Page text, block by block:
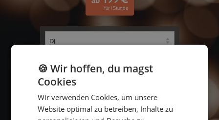
für 1 Stunde
bis
🍪 Wir hoffen, du magst
Cookies
Wir verwenden Cookies, um unsere
Website optimal zu betreiben, Inhalte zu